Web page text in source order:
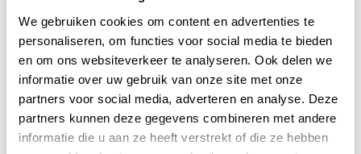
We gebruiken cookies om content en advertenties te
personaliseren, om functies voor social media te bieden
en om ons websiteverkeer te analyseren. Ook delen we
informatie over uw gebruik van onze site met onze
partners voor social media, adverteren en analyse. Deze
partners kunnen deze gegevens combineren met andere
informatie die u aan ze heeft verstrekt of die ze hebben